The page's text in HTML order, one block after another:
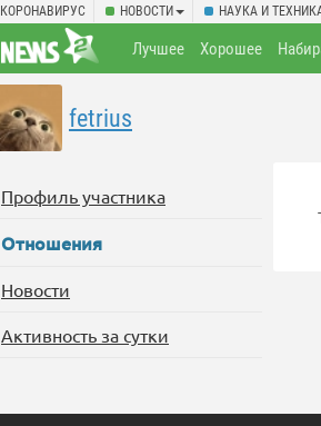
КОРОНАВИРУС НОВОСТИ НАУКА И
Лучшее Хорошее
fetrius
Профиль участника
Отношения
Новости
Активность за сутки